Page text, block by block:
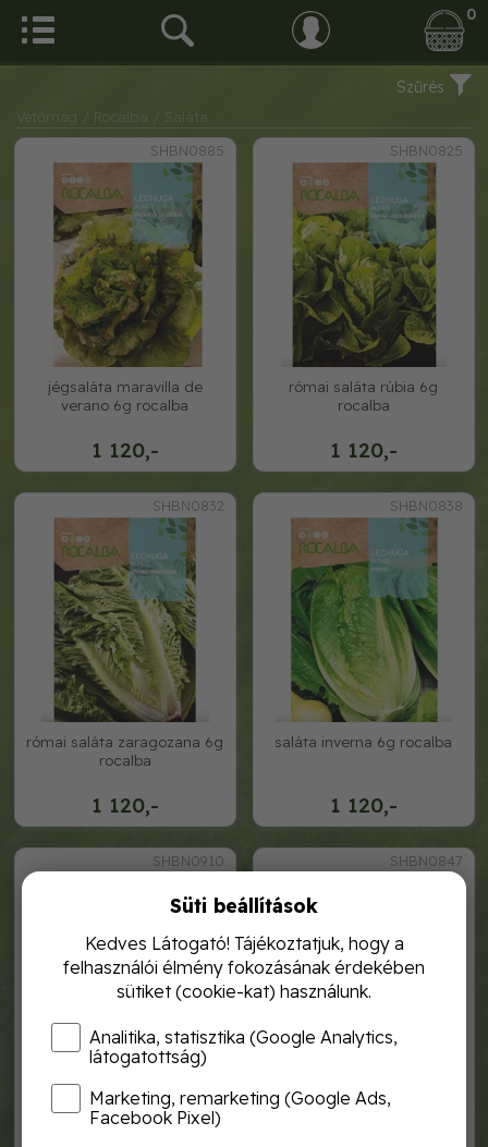
0
Szűrés
Vetőmag / Rocalba
/ Saláta
SHBN0885
1 120,-
jégsaláta maravilla de
verano 6g rocalba
SHBN0825
1 120,-
római saláta rúbia 6g
rocalba
SHBN0832
1 120,-
római saláta zaragozana 6g
rocalba
SHBN0838
1 120,-
saláta inverna 6g rocalba
SHBN0910
saláta sucrine 3g rocalba
SHBN0847
tépősaláta hoja de roble 6g
Süti beállítások
Kedves Látogató! Tájékoztatjuk, hogy a
felhasználói élmény fokozásának érdekében
sütiket (cookie-kat) használunk.
Analitika, statisztika (Google Analytics,
látogatottság)
Marketing, remarketing (Google Ads,
Facebook Pixel)